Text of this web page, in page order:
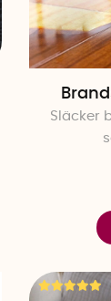
Släcker